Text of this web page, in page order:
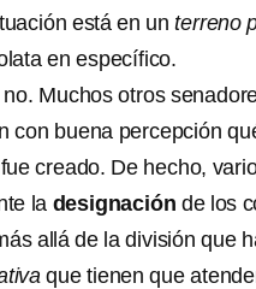
está en unterreno
en específico.
Muchos otros
con buena percepción
creado. De hecho,
la designación de los
allá de la división que
que tienen que